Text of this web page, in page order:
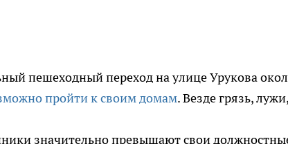
пешеходный переход на улице Урукова
пройти к своим домам. Везде грязь,
значительно превышают свои